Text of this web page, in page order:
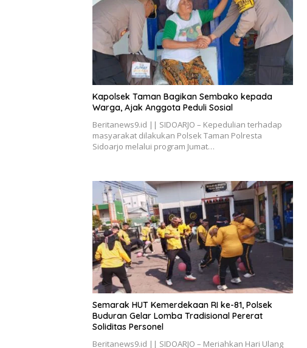
Kapolsek Taman Bagikan Sembako kepada
Warga, Ajak Anggota Peduli Sosial
Beritanews9.id || SIDOARJO – Kepedulian terhadap
masyarakat dilakukan Polsek Taman Polresta
Sidoarjo melalui program Jumat…
Semarak HUT Kemerdekaan RI ke-81, Polsek
Buduran Gelar Lomba Tradisional Pererat
Soliditas Personel
Beritanews9.id || SIDOARJO – Meriahkan Hari Ulang